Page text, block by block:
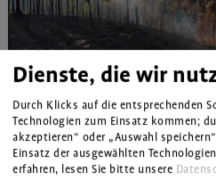
Global Players
Interaktiver Workshop für
Gewinnmaximierung um
Dienste, die wir
Durch Klicks auf die entsprechenden
Technologien zum Einsatz kommen;
akzeptieren“ oder „Auswahl
Einsatz der ausgewählten
erfahren, lesen Sie bitte unsere